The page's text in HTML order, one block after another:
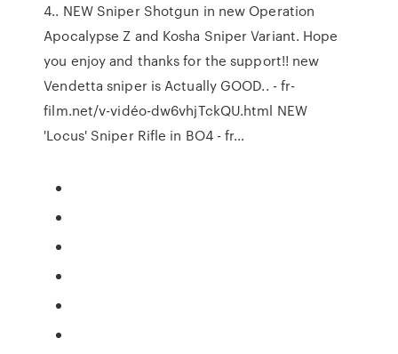
4.. NEW Sniper Shotgun in new Operation
Apocalypse Z and Kosha Sniper Variant. Hope
you enjoy and thanks for the support!! new
Vendetta sniper is Actually GOOD.. - fr-
film.net/v-vidéo-dw6vhjTckQU.html NEW
'Locus' Sniper Rifle in BO4 - fr…